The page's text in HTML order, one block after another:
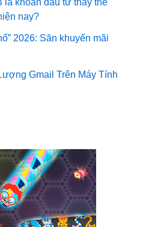
nay?
2026: Săn khuyến mãi
Gmail Trên Máy Tính